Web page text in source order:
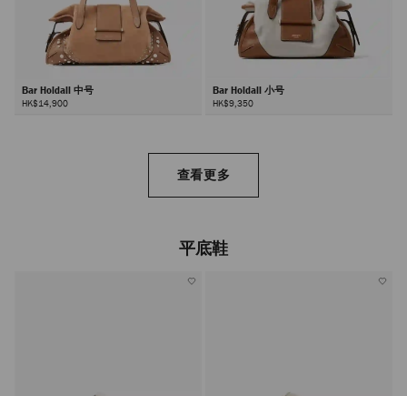
Bar Holdall 中号
HK$14,900
Bar Holdall 小号
HK$9,350
查看更多
平底鞋